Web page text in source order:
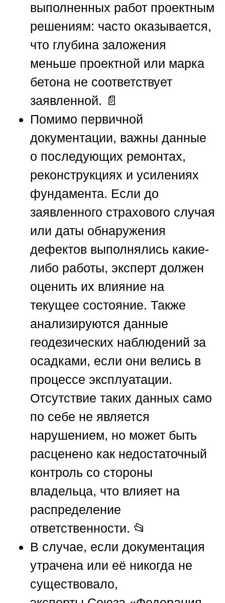
выполненных работ проектным
решениям: часто оказывается,
что глубина заложения
меньше проектной или марка
бетона не соответствует
заявленной. 📄
Помимо первичной
документации, важны данные
о последующих ремонтах,
реконструкциях и усилениях
фундамента. Если до
заявленного страхового случая
или даты обнаружения
дефектов выполнялись какие-
либо работы, эксперт должен
оценить их влияние на
текущее состояние. Также
анализируются данные
геодезических наблюдений за
осадками, если они велись в
процессе эксплуатации.
Отсутствие таких данных само
по себе не является
нарушением, но может быть
расценено как недостаточный
контроль со стороны
владельца, что влияет на
распределение
ответственности. 📂
В случае, если документация
утрачена или её никогда не
существовало,